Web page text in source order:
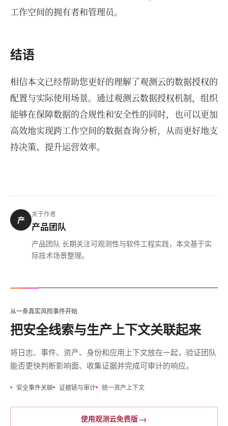
工作空间的拥有者和管理员。
结语
相信本文已经帮助您更好的理解了观测云的数据授权的
配置与实际使用场景。通过观测云数据授权机制，组织
能够在保障数据的合规性和安全性的同时，也可以更加
高效地实现跨工作空间的数据查询分析，从而更好地支
持决策、提升运营效率。
产
关于作者
产品团队
产品团队 长期关注可观测性与软件工程实践，本文基于实
际技术场景整理。
从一条真实风险事件开始
把安全线索与生产上下文关联起来
将日志、事件、资产、身份和应用上下文放在一起，验证团队
能否更快判断影响面、收集证据并完成可审计的响应。
安全事件关联 证据链与审计 统一资产上下文
使用观测云免费版→